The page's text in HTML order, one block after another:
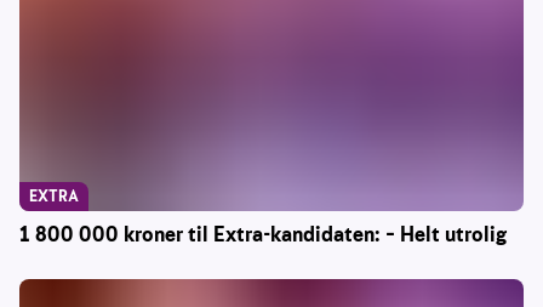
1 800 000 kroner til Extra-kandidaten: – Helt utrolig
EXTRA